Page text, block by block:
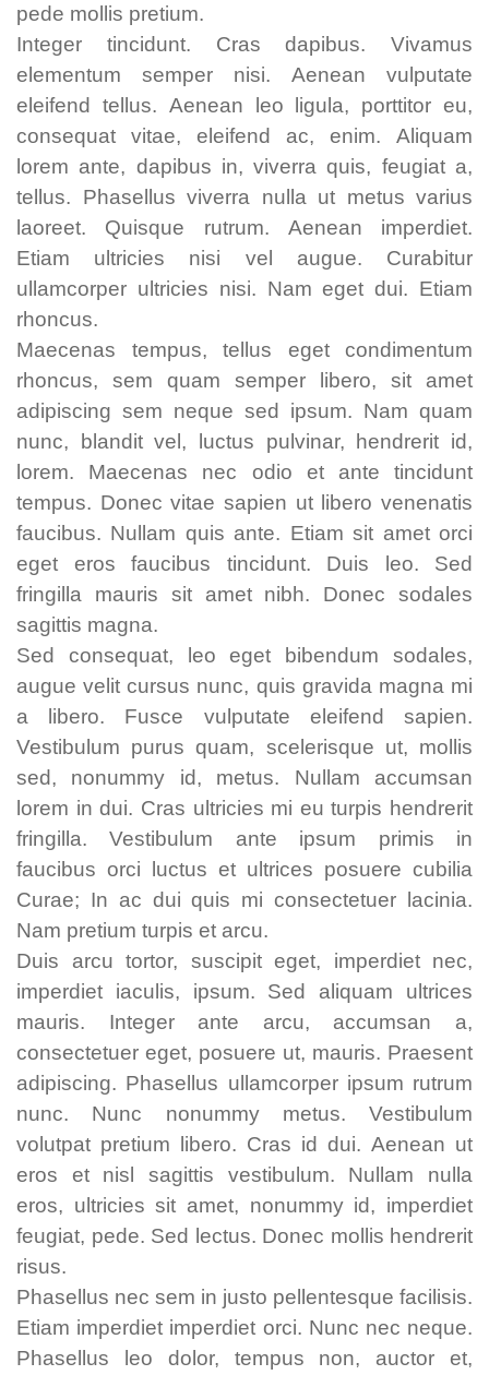
pede mollis pretium.
Integer tincidunt. Cras dapibus. Vivamus
elementum semper nisi. Aenean vulputate
eleifend tellus. Aenean leo ligula, porttitor eu,
consequat vitae, eleifend ac, enim. Aliquam
lorem ante, dapibus in, viverra quis, feugiat a,
tellus. Phasellus viverra nulla ut metus varius
laoreet. Quisque rutrum. Aenean imperdiet.
Etiam ultricies nisi vel augue. Curabitur
ullamcorper ultricies nisi. Nam eget dui. Etiam
rhoncus.
Maecenas tempus, tellus eget condimentum
rhoncus, sem quam semper libero, sit amet
adipiscing sem neque sed ipsum. Nam quam
nunc, blandit vel, luctus pulvinar, hendrerit id,
lorem. Maecenas nec odio et ante tincidunt
tempus. Donec vitae sapien ut libero venenatis
faucibus. Nullam quis ante. Etiam sit amet orci
eget eros faucibus tincidunt. Duis leo. Sed
fringilla mauris sit amet nibh. Donec sodales
sagittis magna.
Sed consequat, leo eget bibendum sodales,
augue velit cursus nunc, quis gravida magna mi
a libero. Fusce vulputate eleifend sapien.
Vestibulum purus quam, scelerisque ut, mollis
sed, nonummy id, metus. Nullam accumsan
lorem in dui. Cras ultricies mi eu turpis hendrerit
fringilla. Vestibulum ante ipsum primis in
faucibus orci luctus et ultrices posuere cubilia
Curae; In ac dui quis mi consectetuer lacinia.
Nam pretium turpis et arcu.
Duis arcu tortor, suscipit eget, imperdiet nec,
imperdiet iaculis, ipsum. Sed aliquam ultrices
mauris. Integer ante arcu, accumsan a,
consectetuer eget, posuere ut, mauris. Praesent
adipiscing. Phasellus ullamcorper ipsum rutrum
nunc. Nunc nonummy metus. Vestibulum
volutpat pretium libero. Cras id dui. Aenean ut
eros et nisl sagittis vestibulum. Nullam nulla
eros, ultricies sit amet, nonummy id, imperdiet
feugiat, pede. Sed lectus. Donec mollis hendrerit
risus.
Phasellus nec sem in justo pellentesque facilisis.
Etiam imperdiet imperdiet orci. Nunc nec neque.
Phasellus leo dolor, tempus non, auctor et,